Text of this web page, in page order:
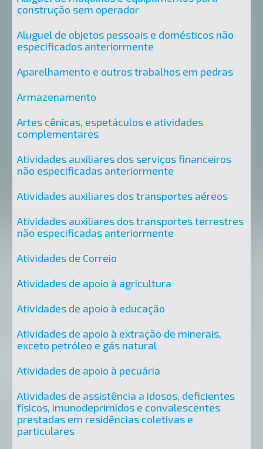
construção sem operador
Aluguel de objetos pessoais e domésticos não
especificados anteriormente
Aparelhamento e outros trabalhos em pedras
Armazenamento
Artes cênicas, espetáculos e atividades
complementares
Atividades auxiliares dos serviços financeiros
não especificadas anteriormente
Atividades auxiliares dos transportes aéreos
Atividades auxiliares dos transportes terrestres
não especificadas anteriormente
Atividades de Correio
Atividades de apoio à agricultura
Atividades de apoio à educação
Atividades de apoio à extração de minerais,
exceto petróleo e gás natural
Atividades de apoio à pecuária
Atividades de assistência a idosos, deficientes
físicos, imunodeprimidos e convalescentes
prestadas em residências coletivas e
particulares